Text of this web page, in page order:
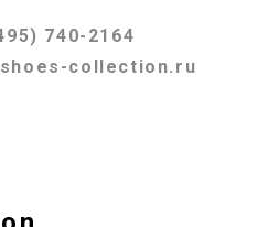
740-2164
collection.ru